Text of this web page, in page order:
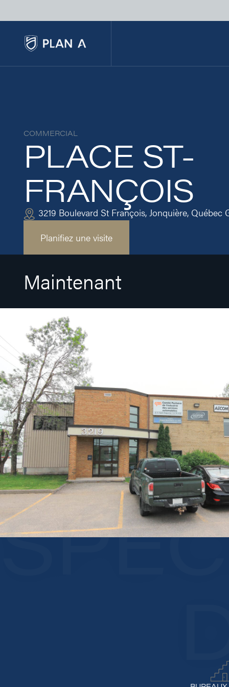
COMMERCIAL
PLACE ST-
FRANÇOIS
3219 Boulevard St François, Jonquière, Québec
Planifiez une visite
Maintenant